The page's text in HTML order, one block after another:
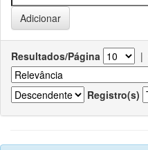
Resultados/Página |
Registro(s)